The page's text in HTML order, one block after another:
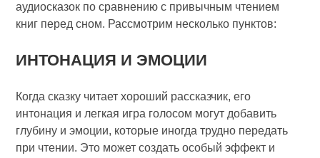
аудиосказок по сравнению с привычным чтением
книг перед сном. Рассмотрим несколько пунктов:
ИНТОНАЦИЯ И ЭМОЦИИ
Когда сказку читает хороший рассказчик, его
интонация и легкая игра голосом могут добавить
глубину и эмоции, которые иногда трудно передать
при чтении. Это может создать особый эффект и